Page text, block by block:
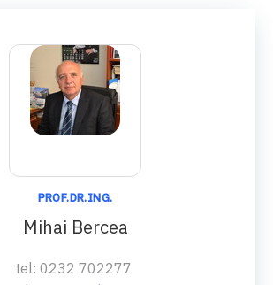
PROF.DR.ING.
Mihai Bercea
tel: 0232 702277